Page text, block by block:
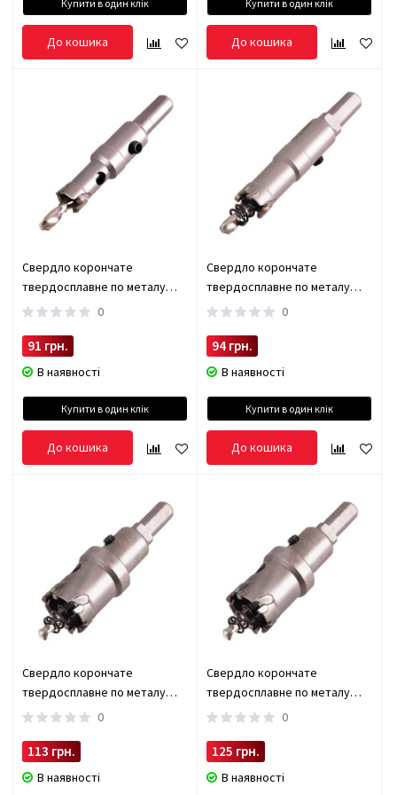
Купити в один клік
До кошика
Купити в один клік
До кошика
Свердло корончате
твердосплавне по металу
14мм Alloid (TS-20014)
0
91 грн.
В наявності
Купити в один клік
До кошика
Свердло корончате
твердосплавне по металу
16мм Alloid (TS-20016)
0
94 грн.
В наявності
Купити в один клік
До кошика
Свердло корончате
твердосплавне по металу
20мм Alloid (TS-20020)
0
113 грн.
В наявності
Свердло корончате
твердосплавне по металу
22мм Alloid (TS-20022)
0
125 грн.
В наявності